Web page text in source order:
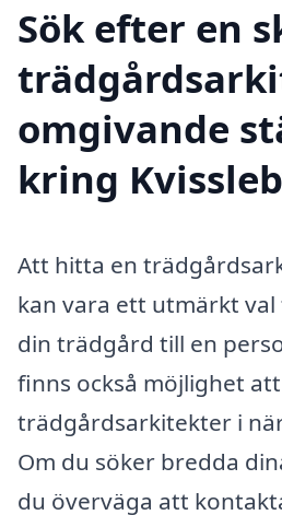
Sök efter en
omgivande
kring
Att hitta en
kan vara ett utmärkt
din trädgård till en
finns också möjlighet
trädgårdsarkitekter i
Om du söker bredda
du överväga att